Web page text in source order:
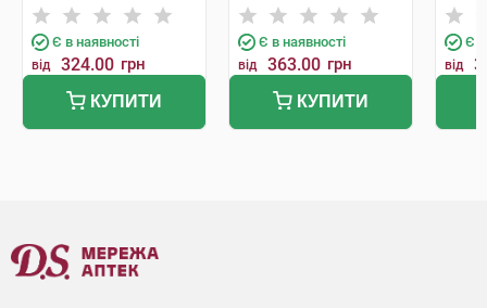
Є в наявності
від 324.00 грн
КУПИТИ
Є в наявності
від 363.00 грн
КУПИТИ
Є в
від